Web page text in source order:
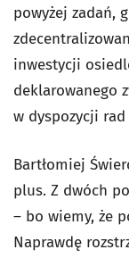
powyżej zadań,
inwestycji
deklarowanego
w dyspozycji
Bartłomiej
plus. Z dwóch
– bo wiemy, że
Naprawdę